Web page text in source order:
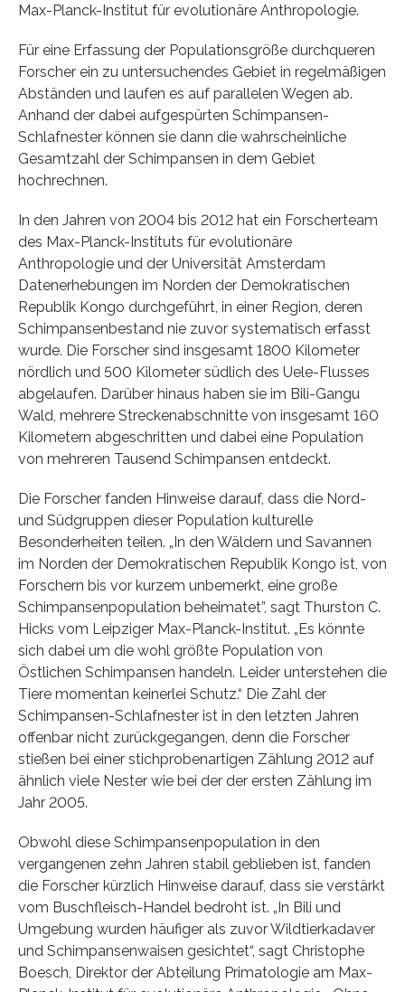
Max-Planck-Institut für evolutionäre Anthropologie.
Für eine Erfassung der Populationsgröße durchqueren
Forscher ein zu untersuchendes Gebiet in regelmäßigen
Abständen und laufen es auf parallelen Wegen ab.
Anhand der dabei aufgespürten Schimpansen-
Schlafnester können sie dann die wahrscheinliche
Gesamtzahl der Schimpansen in dem Gebiet
hochrechnen.
In den Jahren von 2004 bis 2012 hat ein Forscherteam
des Max-Planck-Instituts für evolutionäre
Anthropologie und der Universität Amsterdam
Datenerhebungen im Norden der Demokratischen
Republik Kongo durchgeführt, in einer Region, deren
Schimpansenbestand nie zuvor systematisch erfasst
wurde. Die Forscher sind insgesamt 1800 Kilometer
nördlich und 500 Kilometer südlich des Uele-Flusses
abgelaufen. Darüber hinaus haben sie im Bili-Gangu
Wald, mehrere Streckenabschnitte von insgesamt 160
Kilometern abgeschritten und dabei eine Population
von mehreren Tausend Schimpansen entdeckt.
Die Forscher fanden Hinweise darauf, dass die Nord-
und Südgruppen dieser Population kulturelle
Besonderheiten teilen. „In den Wäldern und Savannen
im Norden der Demokratischen Republik Kongo ist, von
Forschern bis vor kurzem unbemerkt, eine große
Schimpansenpopulation beheimatet”, sagt Thurston C.
Hicks vom Leipziger Max-Planck-Institut. „Es könnte
sich dabei um die wohl größte Population von
Östlichen Schimpansen handeln. Leider unterstehen die
Tiere momentan keinerlei Schutz.“ Die Zahl der
Schimpansen-Schlafnester ist in den letzten Jahren
offenbar nicht zurückgegangen, denn die Forscher
stießen bei einer stichprobenartigen Zählung 2012 auf
ähnlich viele Nester wie bei der der ersten Zählung im
Jahr 2005.
Obwohl diese Schimpansenpopulation in den
vergangenen zehn Jahren stabil geblieben ist, fanden
die Forscher kürzlich Hinweise darauf, dass sie verstärkt
vom Buschfleisch-Handel bedroht ist. „In Bili und
Umgebung wurden häufiger als zuvor Wildtierkadaver
und Schimpansenwaisen gesichtet“, sagt Christophe
Boesch, Direktor der Abteilung Primatologie am Max-